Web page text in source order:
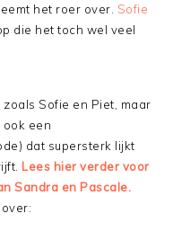
het roer over. Sofie
die het toch wel veel
Sofie en Piet, maar
een
dat supersterk lijkt
Lees hier verder voor
Sandra en Pascale.